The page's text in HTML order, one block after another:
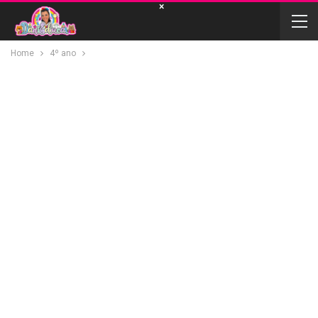
Home 4º ano
×